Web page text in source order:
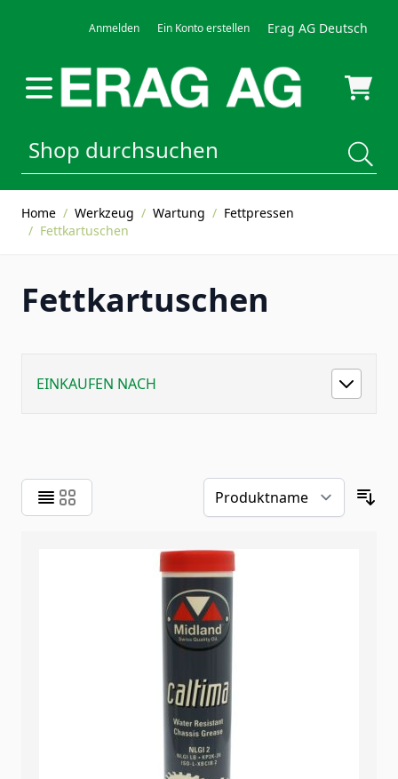
Anmelden Ein Konto erstellen Erag AG Deutsch
Home / Werkzeug / Wartung / Fettpressen
/ Fettkartuschen
Fettkartuschen
EINKAUFEN NACH